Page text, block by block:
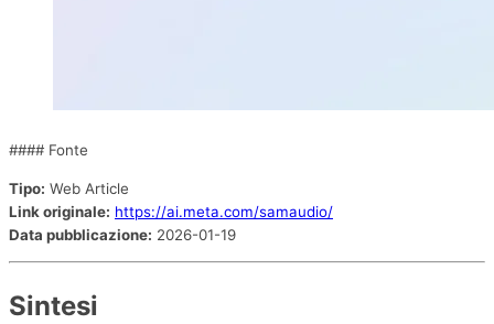
#### Fonte
Tipo: Web Article
Link originale: https://ai.meta.com/samaudio/
Data pubblicazione: 2026-01-19
Sintesi